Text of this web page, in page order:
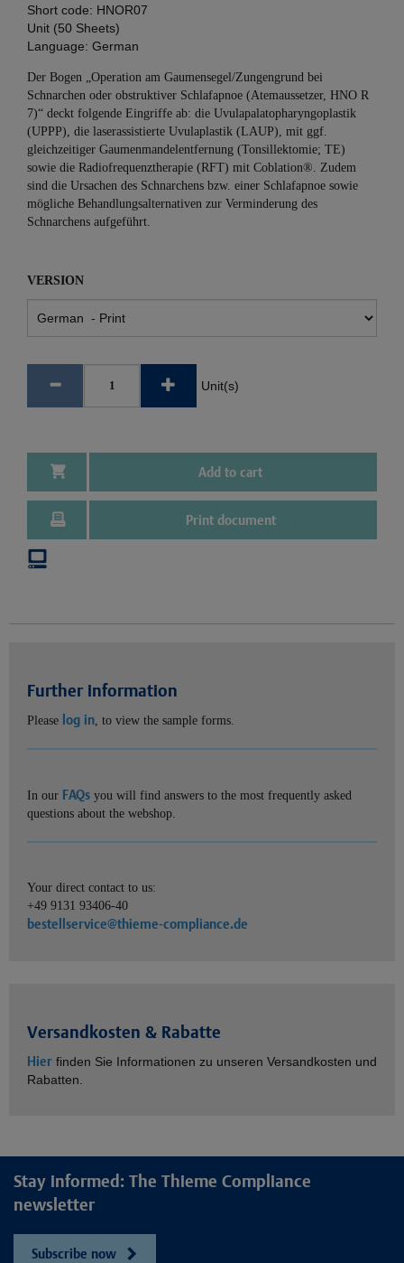
Short code: HNOR07
Unit (50 Sheets)
Language: German
Der Bogen „Operation am Gaumensegel/Zungengrund bei
Schnarchen oder obstruktiver Schlafapnoe (Atemaussetzer, HNO R
7)“ deckt folgende Eingriffe ab: die Uvulapalatopharyngoplastik
(UPPP), die laserassistierte Uvulaplastik (LAUP), mit ggf.
gleichzeitiger Gaumenmandelentfernung (Tonsillektomie; TE)
sowie die Radiofrequenztherapie (RFT) mit Coblation®. Zudem
sind die Ursachen des Schnarchens bzw. einer Schlafapnoe sowie
mögliche Behandlungsalternativen zur Verminderung des
Schnarchens aufgeführt.
VERSION
Unit(s)
Add to cart
Print document
Further information
Please log in, to view the sample forms.
In our FAQs you will find answers to the most frequently asked
questions about the webshop.
Your direct contact to us:
+49 9131 93406-40
bestellservice@thieme-compliance.de
Versandkosten & Rabatte
Hier finden Sie Informationen zu unseren Versandkosten und
Rabatten.
Stay informed: The Thieme Compliance
newsletter
Subscribe now